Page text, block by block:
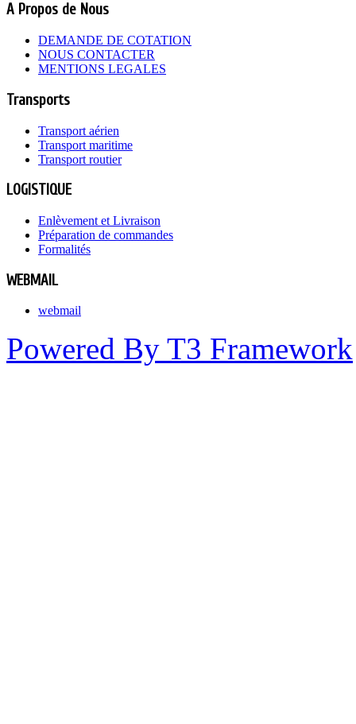
A Propos de Nous
DEMANDE DE COTATION
NOUS CONTACTER
MENTIONS LEGALES
Transports
Transport aérien
Transport maritime
Transport routier
LOGISTIQUE
Enlèvement et Livraison
Préparation de commandes
Formalités
WEBMAIL
webmail
Powered By T3 Framework